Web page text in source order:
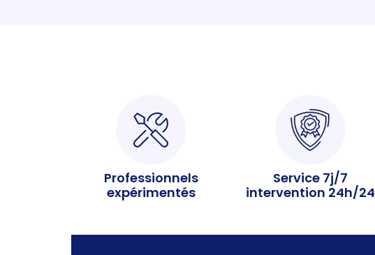
Professionnels
expérimentés
Service 7j/7
intervention 24h/24